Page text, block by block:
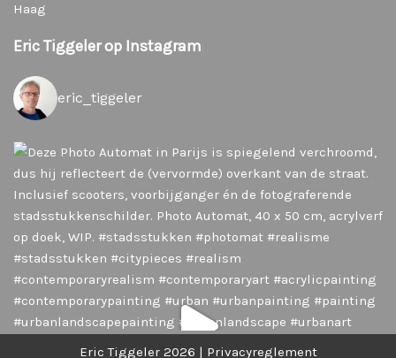
Haag
Eric Tiggeler op Instagram
eric_tiggeler
Eric Tiggeler 2026 | Privacyreglement